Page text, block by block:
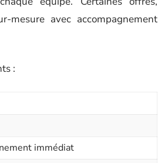
mesure avec accompagnement
:
immédiat